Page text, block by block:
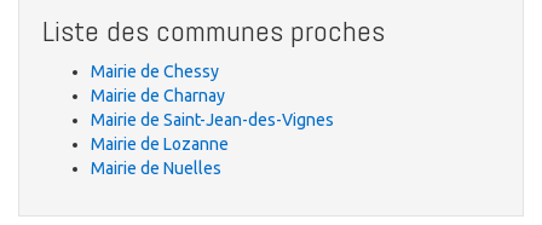
Liste des communes proches
Mairie de Chessy
Mairie de Charnay
Mairie de Saint-Jean-des-Vignes
Mairie de Lozanne
Mairie de Nuelles